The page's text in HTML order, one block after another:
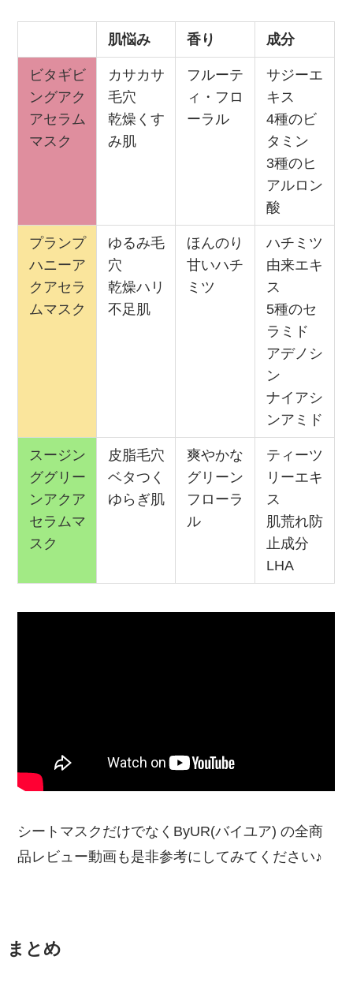
肌悩み 香り 成分
ビタギビ
ングアク
アセラム
マスク
カサカサ
毛穴
乾燥くす
み肌
フルーテ
ィ・フロ
ーラル
サジーエ
キス
4種のビ
タミン
3種のヒ
アルロン
酸
プランプ
ハニーア
クアセラ
ムマスク
ゆるみ毛
穴
乾燥ハリ
不足肌
ほんのり
甘いハチ
ミツ
ハチミツ
由来エキ
ス
5種のセ
ラミド
アデノシ
ン
ナイアシ
ンアミド
スージン
ググリー
ンアクア
セラムマ
スク
皮脂毛穴
ベタつく
ゆらぎ肌
爽やかな
グリーン
フローラ
ル
ティーツ
リーエキ
ス
肌荒れ防
止成分
LHA
シートマスクだけでなくByUR(バイユア) の全商
品レビュー動画も是非参考にしてみてください♪
まとめ